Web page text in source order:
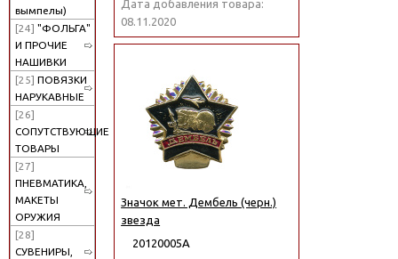
вымпелы)
[24] "ФОЛЬГА"
И ПРОЧИЕ
НАШИВКИ
[25] ПОВЯЗКИ
НАРУКАВНЫЕ
[26]
СОПУТСТВУЮЩИЕ
ТОВАРЫ
[27]
ПНЕВМАТИКА,
МАКЕТЫ
ОРУЖИЯ
[28]
СУВЕНИРЫ,
Дата добавления товара:
08.11.2020
Значок мет. Дембель (черн.)
звезда
20120005А